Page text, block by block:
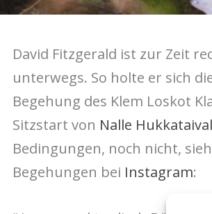
David Fitzgerald ist zur Zeit
unterwegs. So holte er sich
Begehung des Klem Loskot
Sitzstart von Nalle Hukkataival
Bedingungen, noch nicht,
Begehungen bei Instagram: